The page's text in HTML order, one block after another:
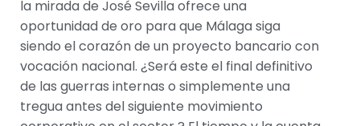
la mirada de José Sevilla ofrece una
oportunidad de oro para que Málaga siga
siendo el corazón de un proyecto bancario con
vocación nacional. ¿Será este el final definitivo
de las guerras internas o simplemente una
tregua antes del siguiente movimiento